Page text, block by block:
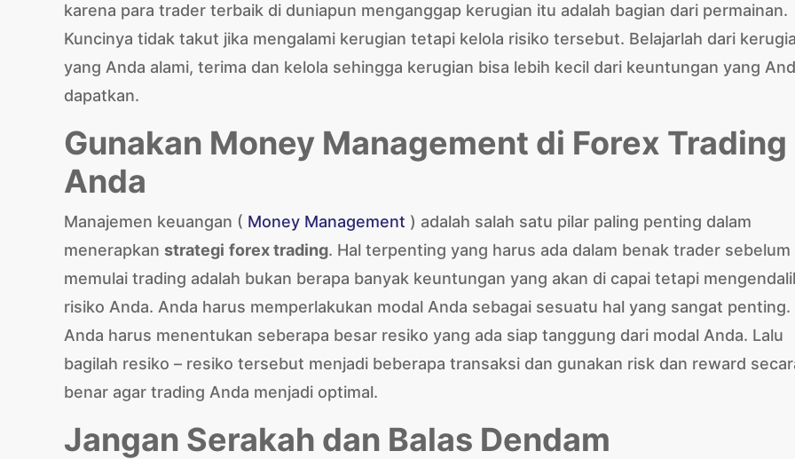
karena para trader terbaik di duniapun menganggap kerugian itu adalah bagian dari permainan.
Kuncinya tidak takut jika mengalami kerugian tetapi kelola risiko tersebut. Belajarlah dari
yang Anda alami, terima dan kelola sehingga kerugian bisa lebih kecil dari keuntungan yang
dapatkan.
Gunakan Money Management di Forex Trading
Anda
Manajemen keuangan ( Money Management ) adalah salah satu pilar paling penting dalam
menerapkan strategi forex trading. Hal terpenting yang harus ada dalam benak trader sebelum
memulai trading adalah bukan berapa banyak keuntungan yang akan di capai tetapi
risiko Anda. Anda harus memperlakukan modal Anda sebagai sesuatu hal yang sangat penting.
Anda harus menentukan seberapa besar resiko yang ada siap tanggung dari modal Anda. Lalu
bagilah resiko – resiko tersebut menjadi beberapa transaksi dan gunakan risk dan reward
benar agar trading Anda menjadi optimal.
Jangan Serakah dan Balas Dendam